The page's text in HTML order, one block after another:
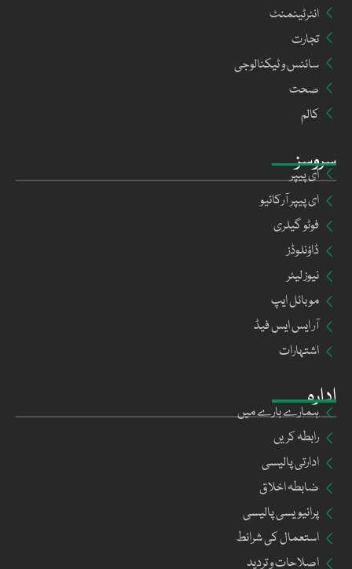
ادارہ
ہمارے بارے میں
رابطہ کریں
ادارتی پالیسی
ضابطہ اخلاق
پرائیویسی پالیسی
استعمال کی شرائط
اصلاحات و تردید
سروسز
ای پیپر
ای پیپر آرکائیو
فوٹو گیلری
ڈاؤنلوڈز
نیوز لیٹر
موبائل ایپ
آر ایس ایس فیڈ
اشتہارات
انٹرٹینمنٹ
تجارت
سائنس و ٹیکنالوجی
صحت
کالم